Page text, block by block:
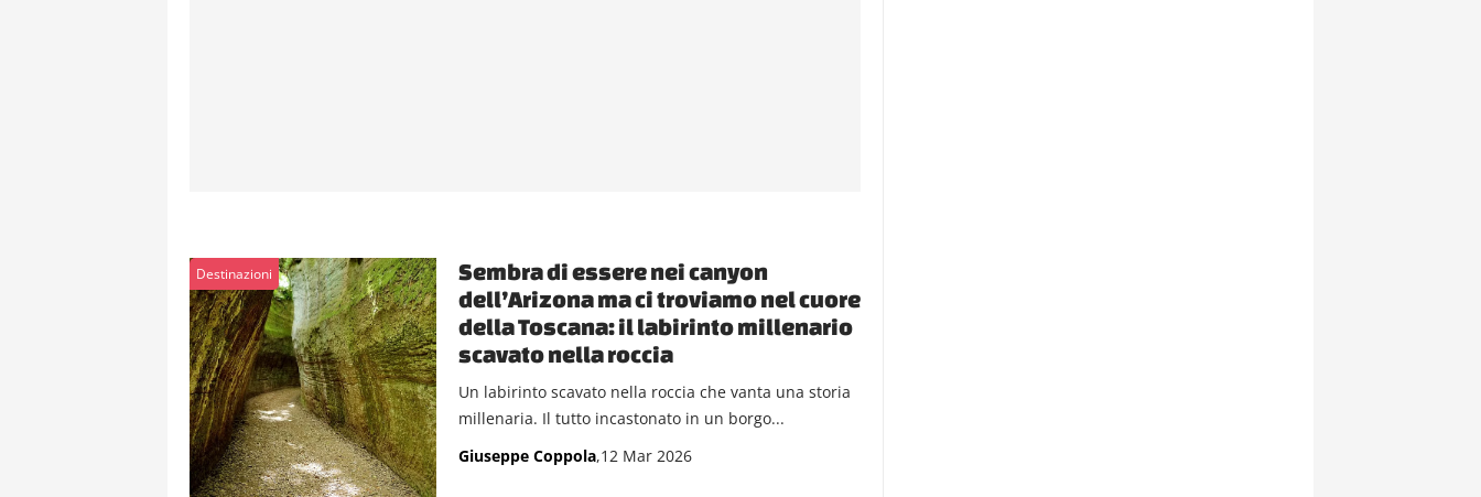
Destinazioni
Sembra di essere nei canyon
dell’Arizona ma ci troviamo nel cuore
della Toscana: il labirinto millenario
scavato nella roccia
Un labirinto scavato nella roccia che vanta una storia
millenaria. Il tutto incastonato in un borgo...
Giuseppe Coppola,12 Mar 2026